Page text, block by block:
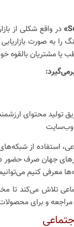
در واقع شکلی از
مشتریان بالقوه
:
تولید محتوای
وب‌سایت
استفاده از
جهان صرف
معرفی کنیم
تلاش می‌کند تا
و برای